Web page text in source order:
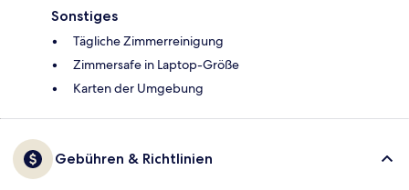
Sonstiges
Tägliche Zimmerreinigung
Zimmersafe in Laptop-Größe
Karten der Umgebung
Gebühren & Richtlinien